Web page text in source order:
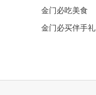
金门必吃美食
金门必买伴手礼